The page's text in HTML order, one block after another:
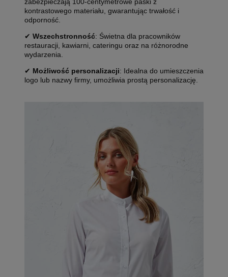
kontrastowego materiału, gwarantując trwałość i
odporność.
✔ Wszechstronność: Świetna dla pracowników
restauracji, kawiarni, cateringu oraz na różnorodne
wydarzenia.
✔ Możliwość personalizacji: Idealna do umieszczenia
logo lub nazwy firmy, umożliwia prostą personalizację.